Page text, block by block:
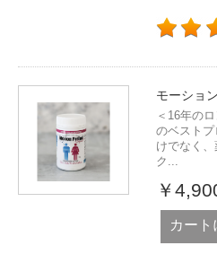
モーショ
＜16年の
のベスト
けでなく
ク...
￥
カート